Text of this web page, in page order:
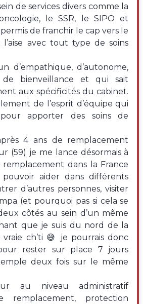
de services divers comme la
le SSR, le SIPO et
permis de franchir le cap vers le
l’aise avec tout type de soins
d’autonome,
de bienveillance et qui sait
aux spécificités du cabinet.
de l’esprit d’équipe qui
apporter des soins de
4 ans de remplacement
(59) je me lance désormais à
dans la France
aider dans différents
d’autres personnes, visiter
(et pourquoi pas si cela se
côtés au sein d’un même
que je suis du nord de la
vraie ch’ti 😅 je pourrais donc
rester sur place 7 jours
deux fois sur le même
au niveau administratif
remplacement, protection